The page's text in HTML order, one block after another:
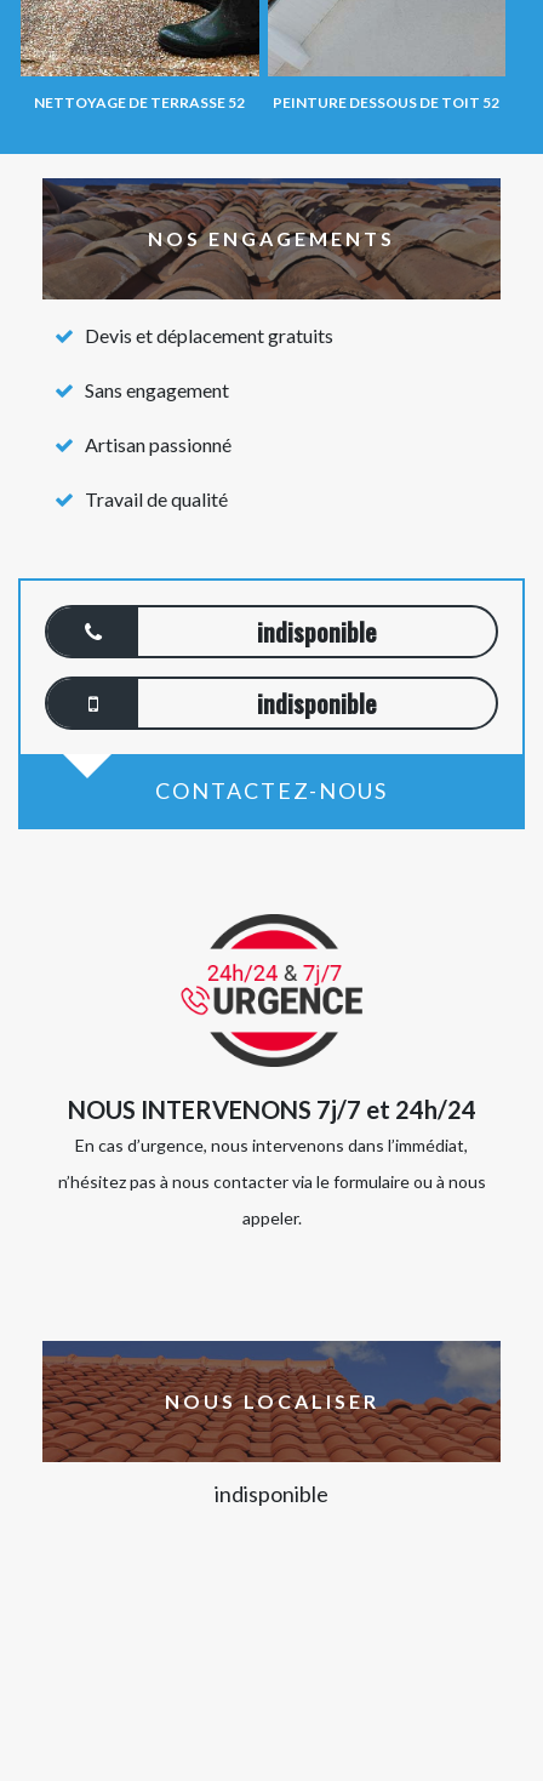
NETTOYAGE DE TERRASSE 52 PEINTURE DESSOUS DE TOIT 52
NOS ENGAGEMENTS
Devis et déplacement gratuits
Sans engagement
Artisan passionné
Travail de qualité
indisponible
indisponible
CONTACTEZ-NOUS
NOUS INTERVENONS 7j/7 et 24h/24
En cas d’urgence, nous intervenons dans l’immédiat,
n’hésitez pas à nous contacter via le formulaire ou à nous
appeler.
NOUS LOCALISER
indisponible